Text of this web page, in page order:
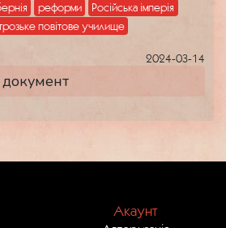
реформи
Російська імперія
повітове училище
2024-03-14
Акаунт